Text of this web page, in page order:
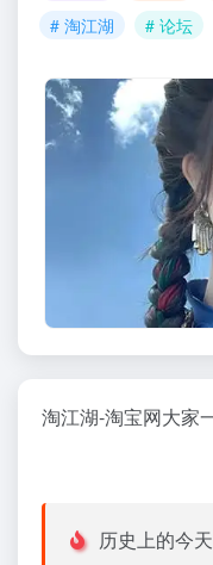
# 淘江湖
# 论坛
淘江湖-淘宝网大家
历史上的今天